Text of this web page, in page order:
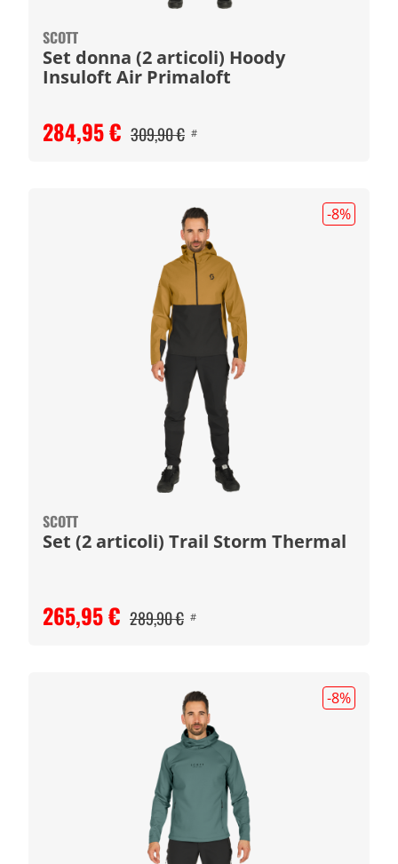
SCOTT
Set donna (2 articoli) Hoody
Insuloft Air Primaloft
284,95 € 309,90 € #
-8%
SCOTT
Set (2 articoli) Trail Storm Thermal
265,95 € 289,90 € #
-8%